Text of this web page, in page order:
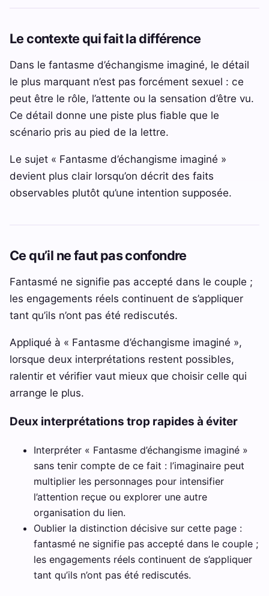
Le contexte qui fait la différence
Dans le fantasme d’échangisme imaginé, le détail
le plus marquant n’est pas forcément sexuel : ce
peut être le rôle, l’attente ou la sensation d’être vu.
Ce détail donne une piste plus fiable que le
scénario pris au pied de la lettre.
Le sujet « Fantasme d’échangisme imaginé »
devient plus clair lorsqu’on décrit des faits
observables plutôt qu’une intention supposée.
Ce qu’il ne faut pas confondre
Fantasmé ne signifie pas accepté dans le couple ;
les engagements réels continuent de s’appliquer
tant qu’ils n’ont pas été rediscutés.
Appliqué à « Fantasme d’échangisme imaginé »,
lorsque deux interprétations restent possibles,
ralentir et vérifier vaut mieux que choisir celle qui
arrange le plus.
Deux interprétations trop rapides à éviter
Interpréter « Fantasme d’échangisme imaginé »
sans tenir compte de ce fait : l’imaginaire peut
multiplier les personnages pour intensifier
l’attention reçue ou explorer une autre
organisation du lien.
Oublier la distinction décisive sur cette page :
fantasmé ne signifie pas accepté dans le couple ;
les engagements réels continuent de s’appliquer
tant qu’ils n’ont pas été rediscutés.